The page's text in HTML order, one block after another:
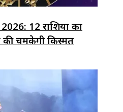
12 राशियों का
की चमकेगी किस्मत